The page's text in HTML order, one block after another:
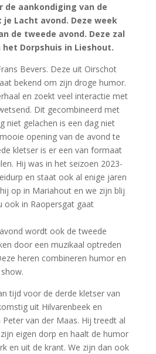
de aankondiging van de
Lacht avond. Deze week
de tweede avond. Deze zal
het Dorpshuis in Lieshout.
Bevers. Deze uit Oirschot
bekend om zijn droge humor.
en zoekt veel interactie met
Dit gecombineerd met
niet gelachen is een dag niet
opening van de avond te
kletser is er een van formaat
Hij was in het seizoen 2023-
en staat ook al enige jaren
op in Mariahout en we zijn blij
ook in Raopersgat gaat
wordt ook de tweede
door een muzikaal optreden
heren combineren humor en
tijd voor de derde kletser van
uit Hilvarenbeek en
van der Maas. Hij treedt al
eigen dorp en haalt de humor
en uit de krant. We zijn dan ook